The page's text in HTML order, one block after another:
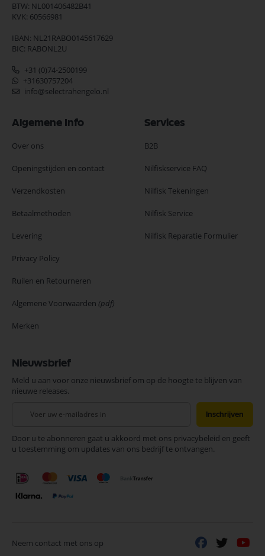
BTW: NL001406482B41
KVK: 60566981
IBAN: NL21RABO0145617629
BIC: RABONL2U
+31 (0)74-2500199
+31630757204
info@selectrahengelo.nl
Algemene Info
Over ons
Openingstijden en contact
Verzendkosten
Betaalmethoden
Levering
Privacy Policy
Ruilen en Retourneren
Algemene Voorwaarden (pdf)
Merken
Services
B2B
Nilfiskservice FAQ
Nilfisk Tekeningen
Nilfisk Service
Nilfisk Reparatie Formulier
Nieuwsbrief
Meld u aan voor onze nieuwsbrief om op de hoogte te blijven van
nieuwe releases.
onze
nieuwsbrief
Inschrijven
Door u te abonneren gaat u akkoord met ons privacybeleid en geeft
u toestemming om updates van ons bedrijf te ontvangen.
Neem contact met ons op